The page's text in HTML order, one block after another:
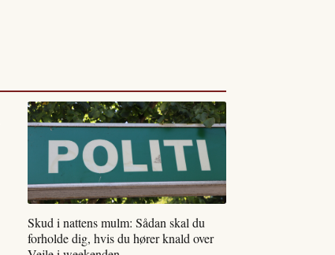
Skud i nattens mulm: Sådan skal du
forholde dig, hvis du hører knald over